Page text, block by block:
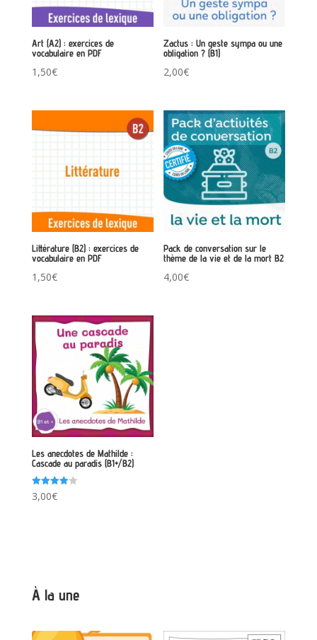
Art (A2) : exercices de
vocabulaire en PDF
1,50€
Zactus : Un geste sympa ou une
obligation ? (B1)
2,00€
Littérature (B2) : exercices de
vocabulaire en PDF
1,50€
Pack de conversation sur le
thème de la vie et de la mort B2
4,00€
Les anecdotes de Mathilde :
Cascade au paradis (B1+/B2)
Note
4.00
3,00€
À la une